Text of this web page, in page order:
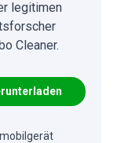
legitimen
Cleaner.